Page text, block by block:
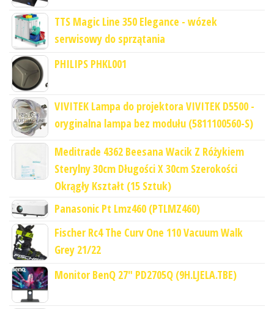
TTS Magic Line 350 Elegance - wózek
serwisowy do sprzątania
PHILIPS PHKL001
VIVITEK Lampa do projektora VIVITEK D5500 -
oryginalna lampa bez modułu (5811100560-S)
Meditrade 4362 Beesana Wacik Z Różykiem
Sterylny 30cm Długości X 30cm Szerokości
Okrągły Kształt (15 Sztuk)
Panasonic Pt Lmz460 (PTLMZ460)
Fischer Rc4 The Curv One 110 Vacuum Walk
Grey 21/22
Monitor BenQ 27" PD2705Q (9H.LJELA.TBE)